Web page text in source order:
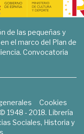
de las pequeñas y
el marco del Plan de
Convocatoria
Cookies
1948 - 2018. Librería
Sociales, Historia y